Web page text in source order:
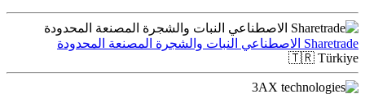
Sharetrade الاصطناعي النبات والشجرة المصنعة المحدودة
🇹🇷 Türkiye